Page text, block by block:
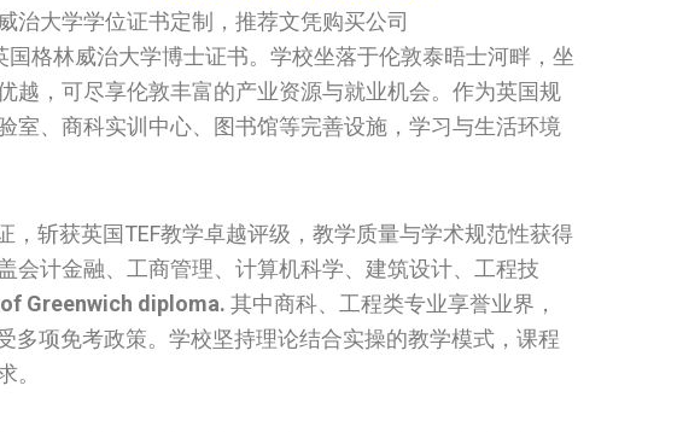
治大学‌‌‌学位证书定制，推荐文凭购买公司
格林威治大学‌‌‌博士证书。学校坐落于伦敦泰晤士河畔，坐
越，可尽享伦敦丰富的产业资源与就业机会。作为英国规
室、商科实训中心、图书馆等完善设施，学习与生活环境
斩获英国TEF教学卓越评级，教学质量与学术规范性获得
会计金融、工商管理、计算机科学、建筑设计、工程技
Greenwich diploma. 其中商科、工程类专业享誉业界，
多项免考政策。学校坚持理论结合实操的教学模式，课程
。